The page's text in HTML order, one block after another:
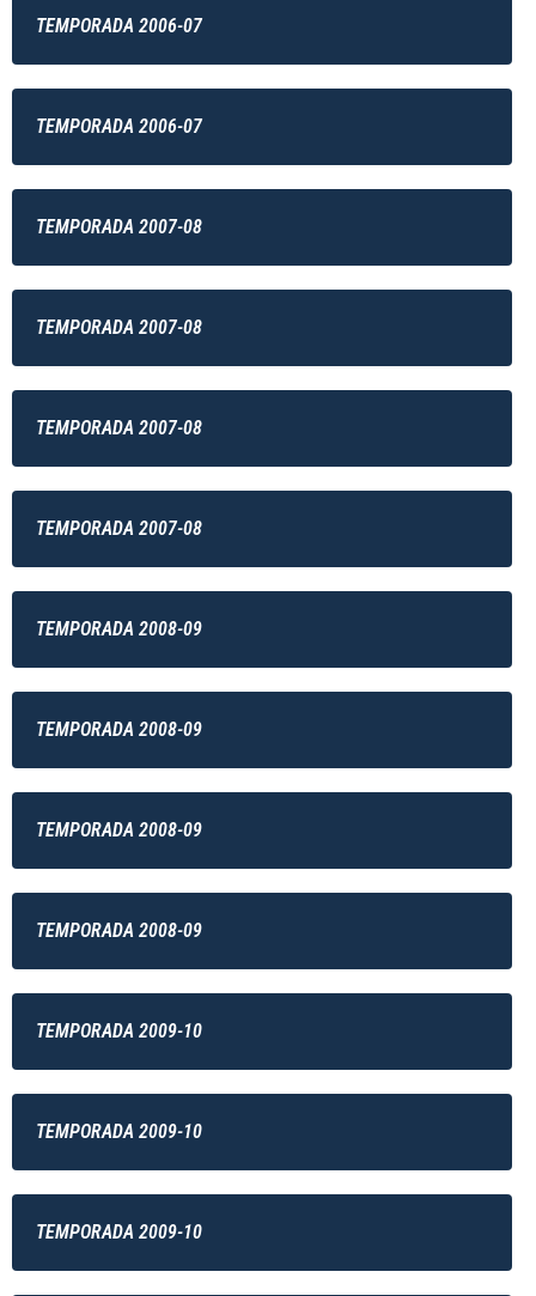
TEMPORADA 2006-07
TEMPORADA 2006-07
TEMPORADA 2007-08
TEMPORADA 2007-08
TEMPORADA 2007-08
TEMPORADA 2007-08
TEMPORADA 2008-09
TEMPORADA 2008-09
TEMPORADA 2008-09
TEMPORADA 2008-09
TEMPORADA 2009-10
TEMPORADA 2009-10
TEMPORADA 2009-10